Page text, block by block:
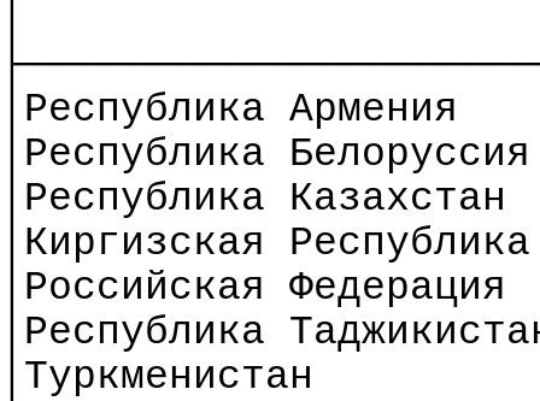
│Республика Армения
│Республика Белоруссия
│Республика Казахстан
│Киргизская Республика
│Российская Федерация
│Республика
│Туркменистан